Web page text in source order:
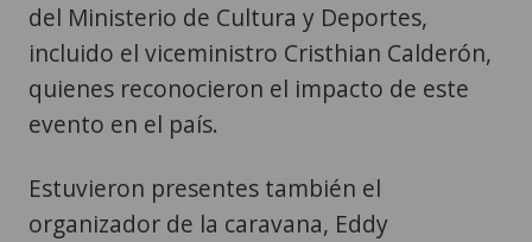
del Ministerio de Cultura y Deportes,
incluido el viceministro Cristhian Calderón,
quienes reconocieron el impacto de este
evento en el país.
Estuvieron presentes también el
organizador de la caravana, Eddy